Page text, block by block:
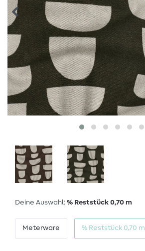
Deine Auswahl: % Reststück 0,70 m
Meterware % Reststück 0,70 m